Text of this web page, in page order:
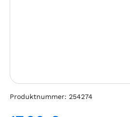
Produktnummer: 254274